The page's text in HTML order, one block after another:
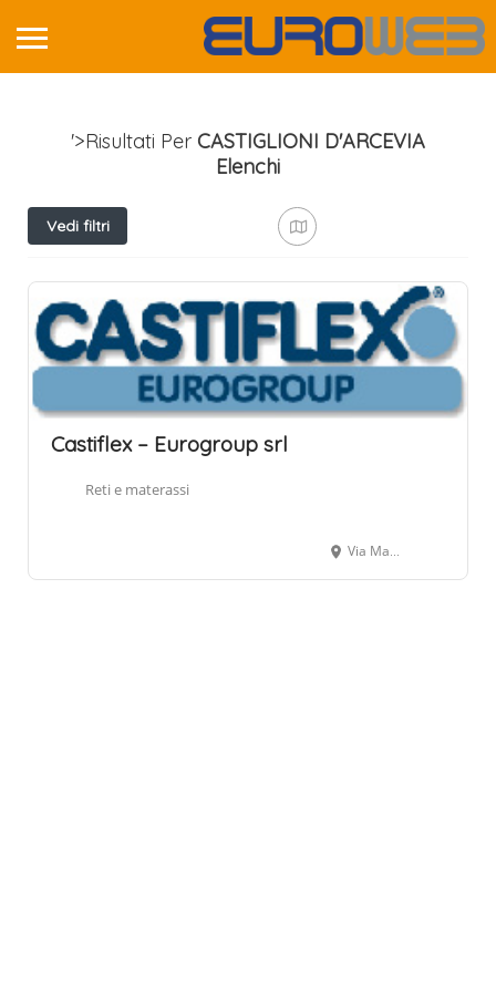
'>Risultati Per CASTIGLIONI D'ARCEVIA
Elenchi
Vedi filtri
Castiflex – Eurogroup srl
Reti e materassi
Via Madonna del Piano, 49 60010 CASTIGLIONI D'ARCEVIA (AN)